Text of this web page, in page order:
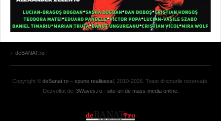
deBANAT.ro
Copyright © deBanat.ro – spune realitatea! , 2010-2026. Toate drepturile rezervate.
Dezvoltat de: 3Waves.ro - site-uri de mass-media online.